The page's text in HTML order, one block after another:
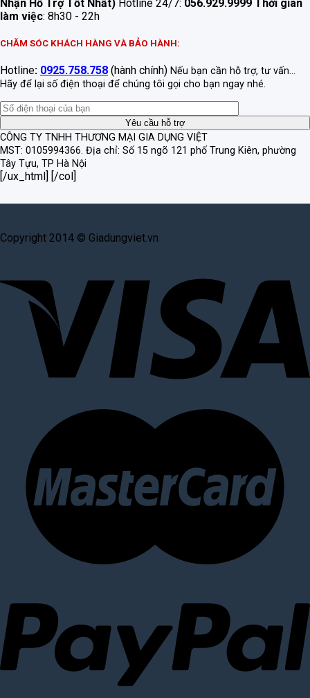
Nhận Hỗ Trợ Tốt Nhất) Hotline 24/7: 056.929.9999
Thời gian
làm việc: 8h30 - 22h
CHĂM SÓC KHÁCH HÀNG VÀ BẢO HÀNH:
Hotline: 0925.758.758 (hành chính) Nếu bạn cần hỗ trợ, tư vấn...
Hãy để lại số điện thoại để chúng tôi gọi cho bạn ngay nhé.
CÔNG TY TNHH THƯƠNG MẠI GIA DỤNG VIỆT
MST: 0105994366. Địa chỉ: Số 15 ngõ 121 phố Trung Kiên, phường
Tây Tựu, TP Hà Nội
[/ux_html] [/col]
Copyright 2014 © Giadungviet.vn